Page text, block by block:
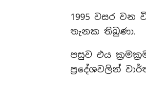
1995 වසර වන
තැනක තිබුණා.
පසුව එය
ප්‍රදේශවලින්